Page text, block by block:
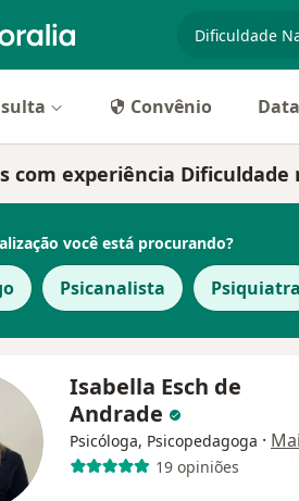
Convênio
com experiência Dificuldade
você está procurando?
Psicanalista Psiquiatra
Isabella Esch de
Andrade
Psicóloga, Psicopedagoga ·
19 opiniões